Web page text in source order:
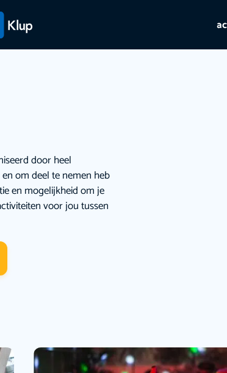
door heel
om deel te nemen heb
en mogelijkheid om je
voor jou tussen